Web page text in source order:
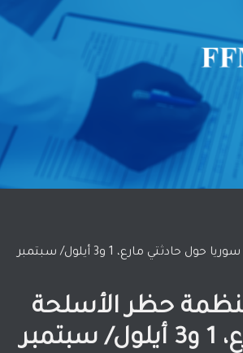
تقرير بعثة تقصي الحقائق التابعة لمنظمة حظر الأسلحة الكيميائية في سوريا حول حادثتي مارع، 1 و3 أيلول/ سبتمبر
حظر الأسلحة
الكيميائية في سوريا حول حادثتي مارع، 1 و3 أيلول/ سبتمبر